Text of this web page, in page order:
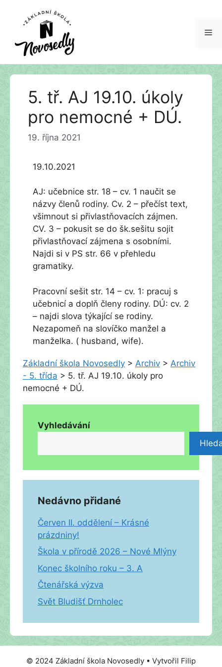
Přeskočit
5. tř. AJ 19.10. úkoly
pro nemocné + DÚ.
19. října 2021
19.10.2021
AJ: učebnice str. 18 – cv. 1 naučit se
názvy členů rodiny. Cv. 2 – přečíst text,
všimnout si přivlastňovacích zájmen.
CV. 3 – pokusit se do šk.sešitu sojit
přivlastňovací zájmena s osobními.
Najdi si v PS str. 66 v přehledu
gramatiky.
Pracovní sešit str. 14 – cv. 1: pracuj s
učebnicí a doplň členy rodiny. DÚ: cv. 2
– najdi slova týkající se rodiny.
Nezapomeň na slovíčko manžel a
manželka. ( husband, wife).
Základní škola Novosedly > Archiv > Archiv
- 5. třída > 5. tř. AJ 19.10. úkoly pro
nemocné + DÚ.
Vyhledávání
Nedávno přidané
Červen II. oddělení – Krásné
prázdniny!
Škola v přírodě 2026 – Nové Mlýny
Konec školního roku – 3. A
Čtenářská výzva
Svět Bludišť Drnholec
© 2024 Základní škola Novosedly • Vytvořil Filip